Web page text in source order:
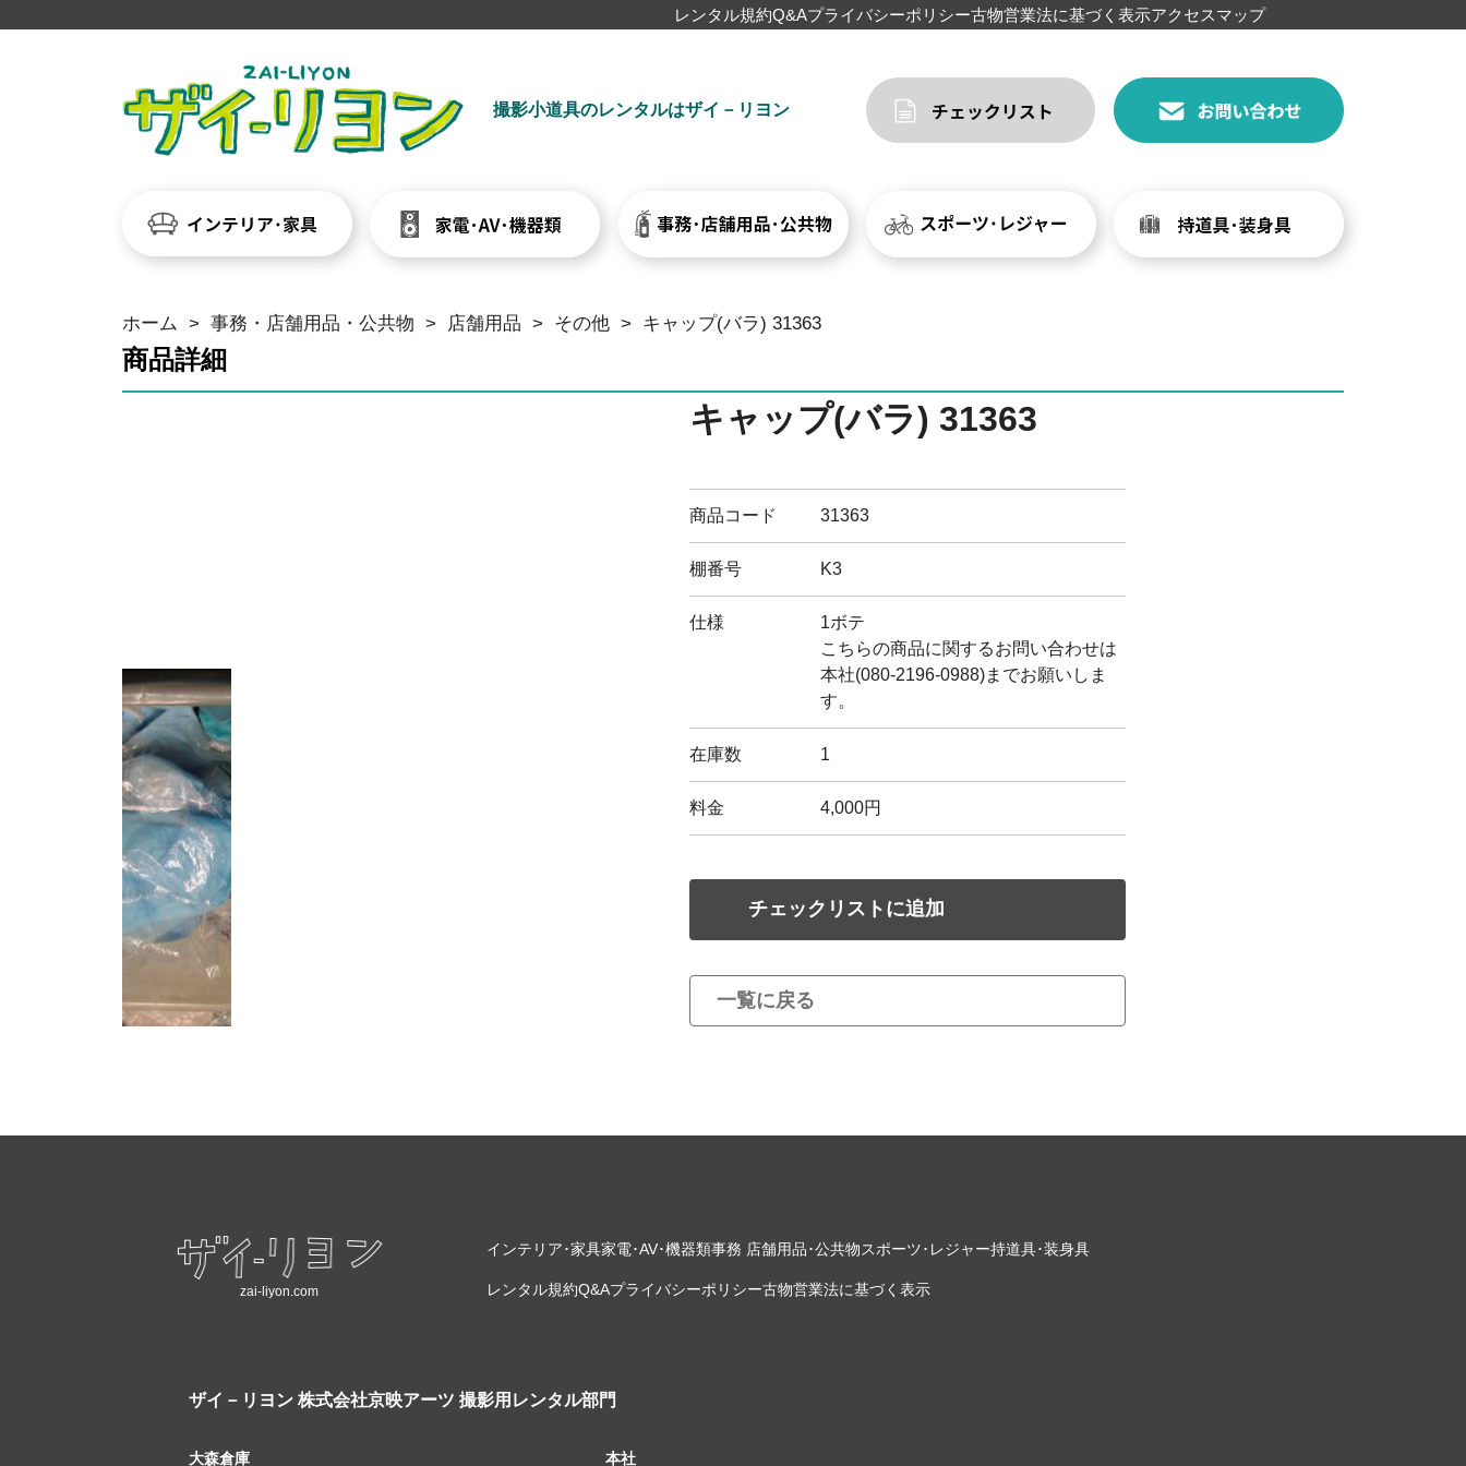
レンタル規約Q&Aプライバシーポリシー古物営業法に基づく表示アクセスマップ
撮影小道具のレンタルはザイ－リヨン
ホーム > 事務・店舗用品・公共物 > 店舗用品 > その他 > キャップ(バラ) 31363
商品詳細
キャップ(バラ) 31363
商品コード 31363
棚番号 K3
仕様
1ボテ
こちらの商品に関するお問い合わせは
本社(080-2196-0988)までお願いしま
す。
在庫数 1
料金 4,000円
チェックリストに追加
一覧に戻る
zai-liyon.com
インテリア･家具家電･AV･機器類事務 店舗用品･公共物スポーツ･レジャー持道具･装身具
レンタル規約Q&Aプライバシーポリシー古物営業法に基づく表示
ザイ－リヨン 株式会社京映アーツ 撮影用レンタル部門
大森倉庫 本社